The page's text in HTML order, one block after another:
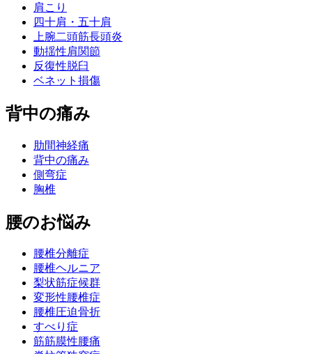
肩こり
四十肩・五十肩
上腕二頭筋長頭炎
動揺性肩関節
反復性脱臼
ベネット損傷
背中の痛み
肋間神経痛
背中の痛み
側弯症
胸椎
腰のお悩み
腰椎分離症
腰椎ヘルニア
梨状筋症候群
変形性腰椎症
腰椎圧迫骨折
すべり症
筋筋膜性腰痛